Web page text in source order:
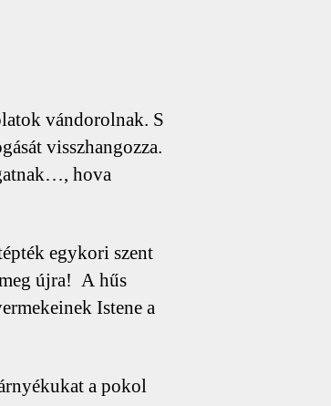
vándorolnak. S
visszhangozza.
hova
egykori szent
újra! A hűs
Istene a
a pokol